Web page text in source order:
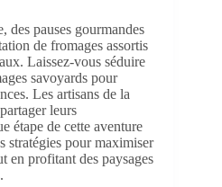
des pauses gourmandes
de fromages assortis
Laissez-vous séduire
savoyards pour
Les artisans de la
leurs
étape de cette aventure
stratégies pour maximiser
en profitant des paysages